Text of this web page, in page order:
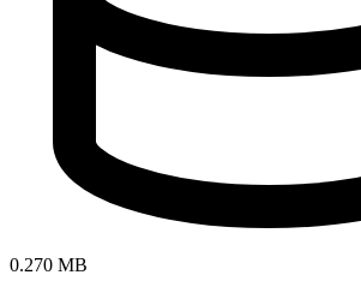
0.270 MB